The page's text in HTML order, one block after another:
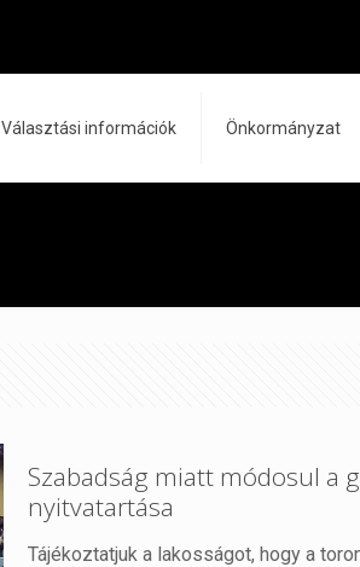
Választási információk Önkormányzat
Szabadság miatt módosul a
nyitvatartása
Tájékoztatjuk a lakosságot, hogy a